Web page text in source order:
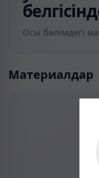
Осы бөлімдегі
Материалдар